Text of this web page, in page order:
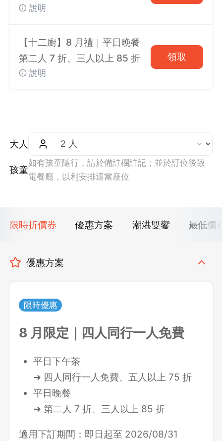
說明
【十二廚】8 月禮｜平日晚餐
第二人 7 折、三人以上 85 折
說明
領取
大人
孩童
如有孩童隨行，請於備註欄註記；並於訂位後致
電餐廳，以利安排適當座位
限時折價券 優惠方案 潮港雙饗 最低價
優惠方案
限時優惠
8 月限定｜四人同行一人免費
平日下午茶
➜ 四人同行一人免費、五人以上 75 折
平日晚餐
➜ 第二人 7 折、三人以上 85 折
適用下訂期間：即日起至 2026/08/31